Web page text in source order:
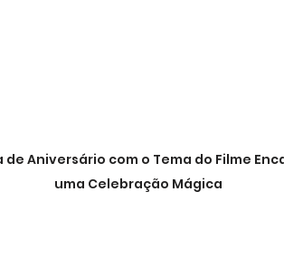
de Aniversário com o Tema do Filme
uma Celebração Mágica